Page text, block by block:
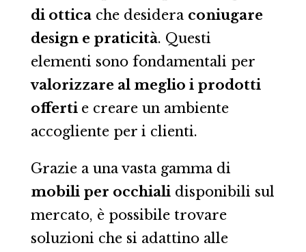
di otticache desidera coniugare
design e praticità. Questi
elementi sono fondamentali per
valorizzare al meglio i prodotti
offerti e creare un ambiente
accogliente per i clienti.
Grazie a una vasta gamma di
mobili per occhialidisponibili sul
mercato, è possibile trovare
soluzioni che si adattino alle